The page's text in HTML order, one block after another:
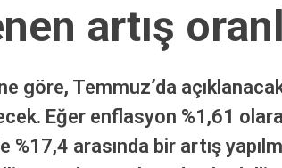
artış
göre, Temmuz’da
Eğer enflasyon %1,61
arasında bir artış